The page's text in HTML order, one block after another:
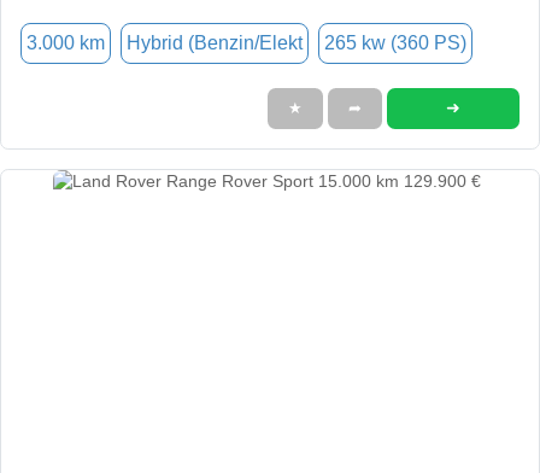
3.000 km Hybrid (Benzin/Elekt 265 kw (360 PS)
★ ➦ ➜